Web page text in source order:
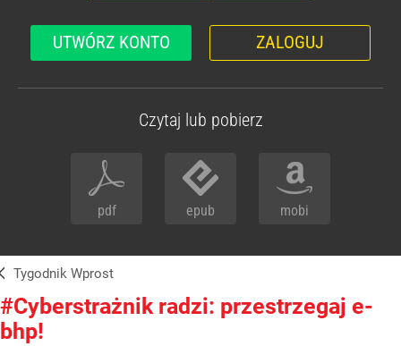
UTWÓRZ KONTO ZALOGUJ
Czytaj lub pobierz
pdf epub mobi
Tygodnik Wprost
#Cyberstrażnik radzi: przestrzegaj e-
bhp!